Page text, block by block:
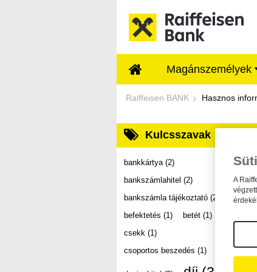
Magánszemélyek
Dokumentumtár -
Raiffeisen BANK Hasznos
Kulcsszavak
bankkártya (2)
bankszámlahitel (2)
bankszámla tájékoztató (2)
befektetés (1) betét (1)
csekk (1)
csoportos beszedés (1)
A